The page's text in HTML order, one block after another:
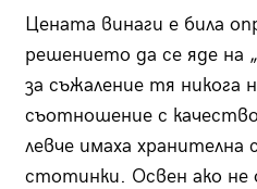
Цената винаги е била
решението да се яде
за съжаление тя никога
съотношение с
левче имаха
стотинки. Освен ако не